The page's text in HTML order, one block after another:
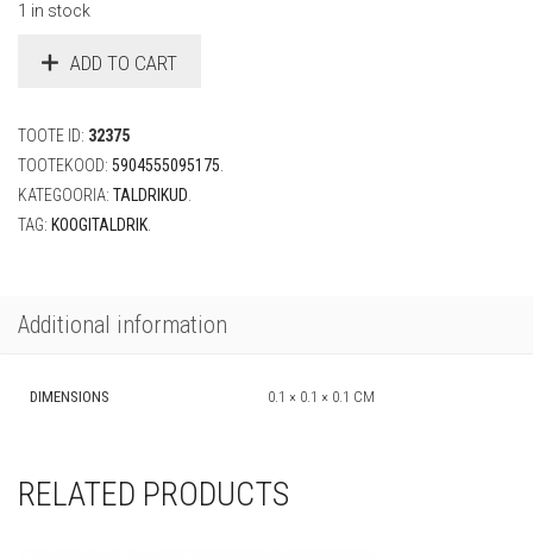
1 in stock
ADD TO CART
TOOTE ID: 32375
TOOTEKOOD: 5904555095175.
KATEGOORIA: TALDRIKUD.
TAG: KOOGITALDRIK.
Additional information
DIMENSIONS 0.1 × 0.1 × 0.1 CM
RELATED PRODUCTS